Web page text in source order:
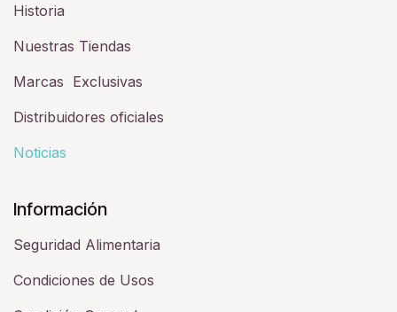
Historia​
Nuestras Tiendas
Marcas Exclusivas
Distribuidores oficiales
Noticias
Información
Seguridad Alimentaria
Condiciones de Usos